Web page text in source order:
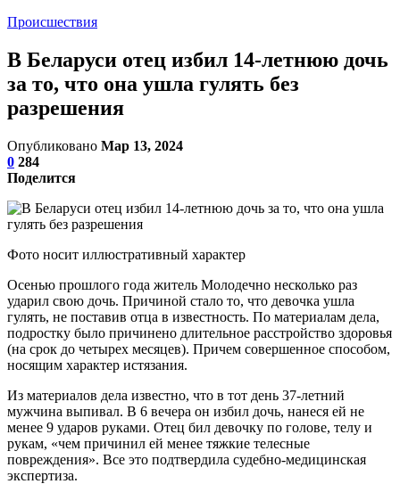
Происшествия
В Беларуси отец избил 14-летнюю дочь
за то, что она ушла гулять без
разрешения
Опубликовано Мар 13, 2024
0 284
Поделится
Фото носит иллюстративный характер
Осенью прошлого года житель Молодечно несколько раз
ударил свою дочь. Причиной стало то, что девочка ушла
гулять, не поставив отца в известность. По материалам дела,
подростку было причинено длительное расстройство здоровья
(на срок до четырех месяцев). Причем совершенное способом,
носящим характер истязания.
Из материалов дела известно, что в тот день 37-летний
мужчина выпивал. В 6 вечера он избил дочь, нанеся ей не
менее 9 ударов руками. Отец бил девочку по голове, телу и
рукам, «чем причинил ей менее тяжкие телесные
повреждения». Все это подтвердила судебно-медицинская
экспертиза.